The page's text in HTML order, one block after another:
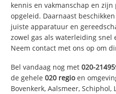
kennis en vakmanschap en
opgeleid. Daarnaast
juiste apparatuur en
zowel gas als waterleiding snel
Neem contact met ons op om
Bel vandaag nog met020-
de gehele020 regioen
Bovenkerk, Aalsmeer, Schiphol,